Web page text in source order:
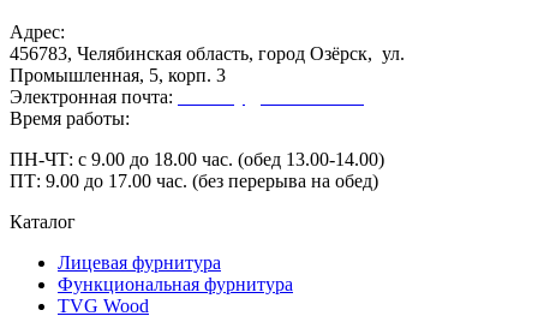
Адрес:
456783, Челябинская область, город Озёрск, ул.
Промышленная, 5, корп. 3
Электронная почта:
Время работы:
ПН-ЧТ: с 9.00 до 18.00 час. (обед 13.00-14.00)
ПТ: 9.00 до 17.00 час. (без перерыва на обед)
Каталог
Лицевая фурнитура
Функциональная фурнитура
TVG Wood